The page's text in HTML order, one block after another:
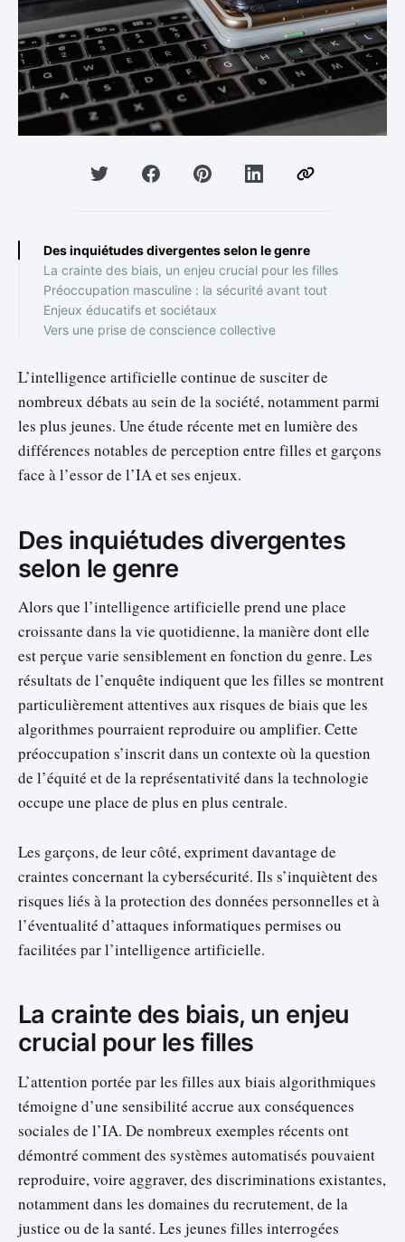
Des inquiétudes divergentes selon le genre
La crainte des biais, un enjeu crucial pour les filles
Préoccupation masculine : la sécurité avant tout
Enjeux éducatifs et sociétaux
Vers une prise de conscience collective
L’intelligence artificielle continue de susciter de
nombreux débats au sein de la société, notamment parmi
les plus jeunes. Une étude récente met en lumière des
différences notables de perception entre filles et garçons
face à l’essor de l’IA et ses enjeux.
Des inquiétudes divergentes
selon le genre
Alors que l’intelligence artificielle prend une place
croissante dans la vie quotidienne, la manière dont elle
est perçue varie sensiblement en fonction du genre. Les
résultats de l’enquête indiquent que les filles se montrent
particulièrement attentives aux risques de biais que les
algorithmes pourraient reproduire ou amplifier. Cette
préoccupation s’inscrit dans un contexte où la question
de l’équité et de la représentativité dans la technologie
occupe une place de plus en plus centrale.
Les garçons, de leur côté, expriment davantage de
craintes concernant la cybersécurité. Ils s’inquiètent des
risques liés à la protection des données personnelles et à
l’éventualité d’attaques informatiques permises ou
facilitées par l’intelligence artificielle.
La crainte des biais, un enjeu
crucial pour les filles
L’attention portée par les filles aux biais algorithmiques
témoigne d’une sensibilité accrue aux conséquences
sociales de l’IA. De nombreux exemples récents ont
démontré comment des systèmes automatisés pouvaient
reproduire, voire aggraver, des discriminations existantes,
notamment dans les domaines du recrutement, de la
justice ou de la santé. Les jeunes filles interrogées